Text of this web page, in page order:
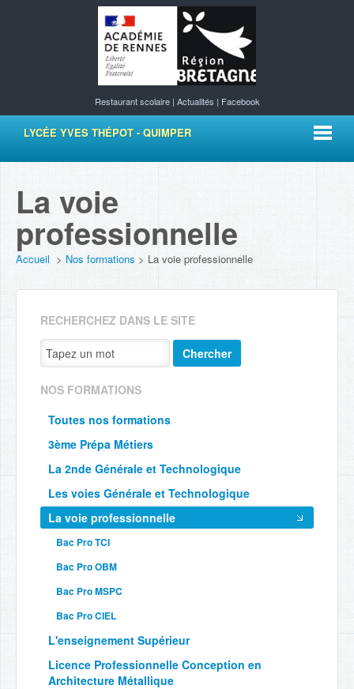
Restaurant scolaire | Actualités | Facebook
LYCÉE YVES THÉPOT - QUIMPER
La voie
professionnelle
Accueil > Nos formations > La voie professionnelle
RECHERCHEZ DANS LE SITE
Chercher
NOS FORMATIONS
Toutes nos formations
3ème Prépa Métiers
La 2nde Générale et Technologique
Les voies Générale et Technologique
La voie professionnelle
Bac Pro TCI
Bac Pro OBM
Bac Pro MSPC
Bac Pro CIEL
L'enseignement Supérieur
Licence Professionnelle Conception en
Architecture Métallique